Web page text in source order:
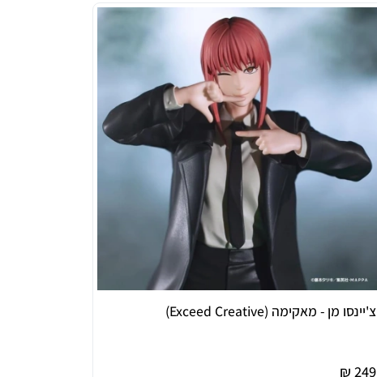
צ'יינסו מן - מאקימה (Exceed Creative)
249 ₪